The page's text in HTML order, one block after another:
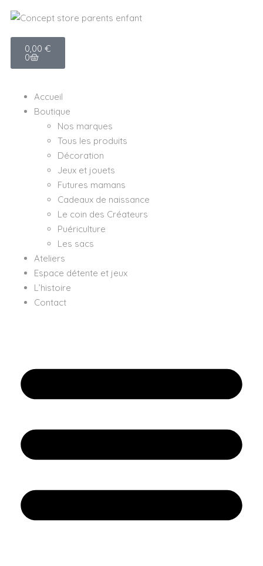
0,00 €
0
Accueil
Boutique
Nos marques
Tous les produits
Décoration
Jeux et jouets
Futures mamans
Cadeaux de naissance
Le coin des Créateurs
Puériculture
Les sacs
Ateliers
Espace détente et jeux
L’histoire
Contact